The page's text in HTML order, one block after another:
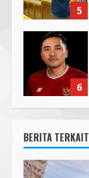
5
6
BERITA TERKAIT